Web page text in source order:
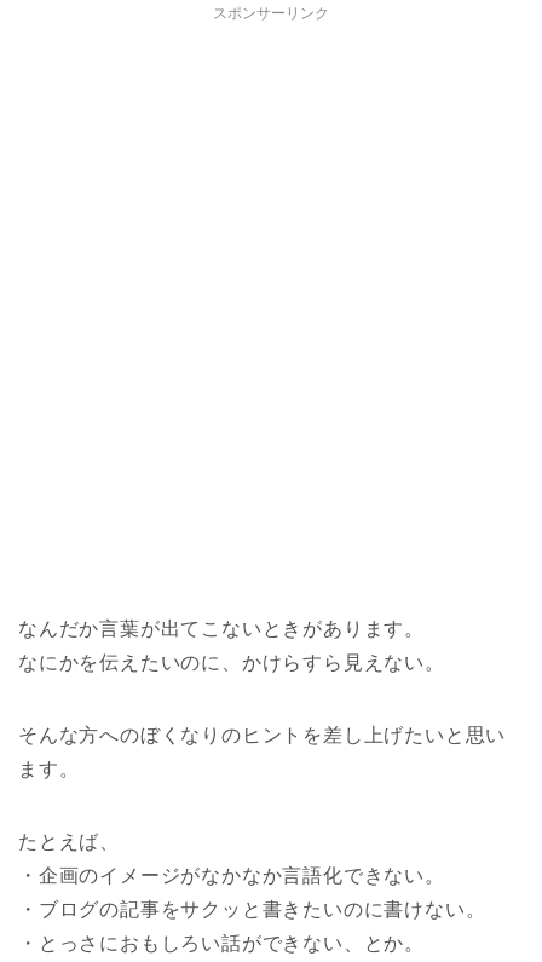
スポンサーリンク
なんだか言葉が出てこないときがあります。
なにかを伝えたいのに、かけらすら見えない。
そんな方へのぼくなりのヒントを差し上げたいと思い
ます。
たとえば、
・企画のイメージがなかなか言語化できない。
・ブログの記事をサクッと書きたいのに書けない。
・とっさにおもしろい話ができない、とか。